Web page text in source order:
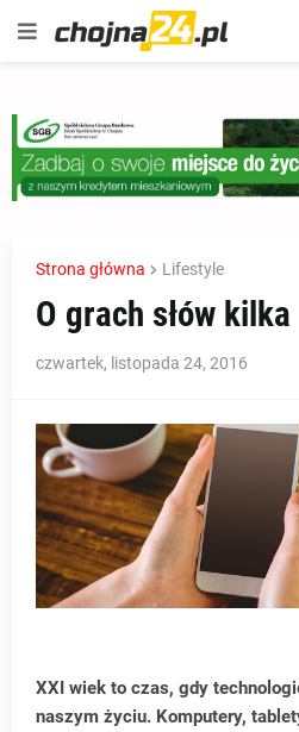
Strona główna Lifestyle
O grach słów kilka
czwartek, listopada 24, 2016
XXI wiek to czas, gdy
naszym życiu. Komputery,